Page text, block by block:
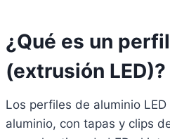
¿Qué es un
(extrusión LED)?
Los perfiles de aluminio
aluminio, con tapas y clips